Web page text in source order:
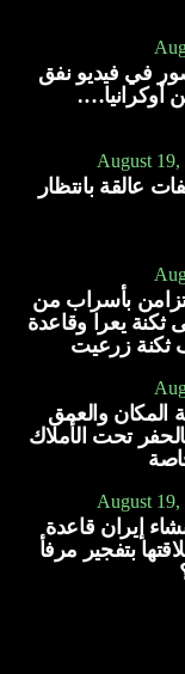
في فيديو نفق
August 19,
عالقة بانتظار
بأسراب من
ثكنة يعرا وقاعدة
ثكنة زرعيت
المكان والعمق
تحت الأملاك
August 19,
إيران قاعدة
بتفجير مرفأ